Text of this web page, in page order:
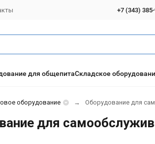
+7 (343)
для общепитаСкладское
оборудование Оборудование для
для